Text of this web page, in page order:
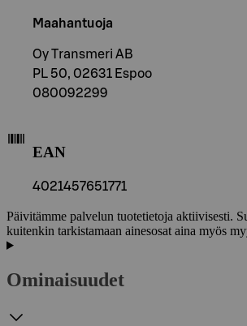
Maahantuoja
Oy Transmeri AB
PL 50, 02631 Espoo
080092299
EAN
4021457651771
Päivitämme palvelun tuotetietoja aktiivisesti.
kuitenkin tarkistamaan ainesosat aina myös
Ominaisuudet